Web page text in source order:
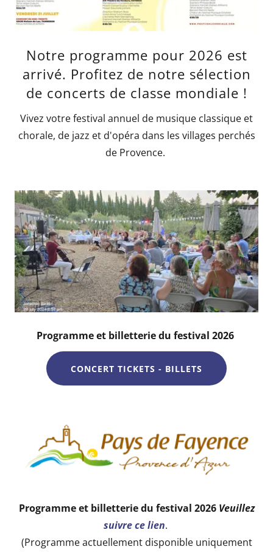
Notre programme pour 2026 est
arrivé. Profitez de notre sélection
de concerts de classe mondiale !
Vivez votre festival annuel de musique classique et
chorale, de jazz et d'opéra dans les villages perchés
de Provence.
Programme et billetterie du festival 2026
CONCERT TICKETS - BILLETS
Programme et billetterie du festival 2026 Veuillez
suivre ce lien.
(Programme actuellement disponible uniquement